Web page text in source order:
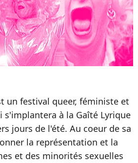
un festival queer, féministe et
à la Gaîté Lyrique
jours de l'été. Au coeur de sa
la représentation et la
et des minorités sexuelles